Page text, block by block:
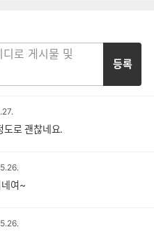
등록
도로 괜찮네요.
여~